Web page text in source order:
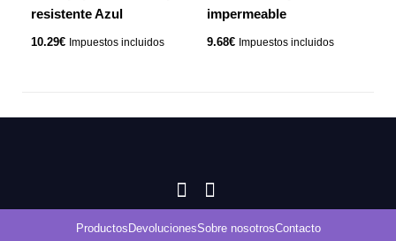
resistente Azul
10.29€ Impuestos incluidos
impermeable
9.68€ Impuestos incluidos
Productos DevolucionesSobre nosotrosContacto